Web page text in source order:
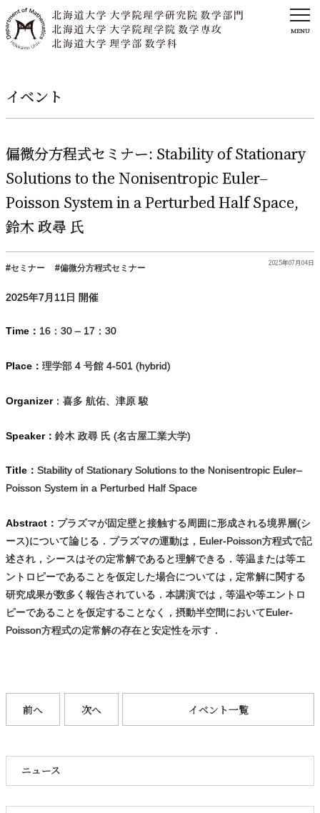
MENU
ニュース
イベント
偏微分方程式セミナー: Stability of Stationary
Solutions to the Nonisentropic Euler–
Poisson System in a Perturbed Half Space,
鈴木政尋 氏
セミナー 偏微分方程式セミナー
2025年07月04日
2025年7月 11日 開催
Time： 16：30 – 17：30
Place： 理学部 4 号館 4-501 (hybrid)
Organizer：喜多 航佑、津原 駿
Speaker： 鈴木 政尋 氏 (名古屋工業大学)
Title： Stability of Stationary Solutions to the Nonisentropic Euler–
Poisson System in a Perturbed Half Space
Abstract： プラズマが固定壁と接触する周囲に形成される境界層(シ
ース)について論じる．プラズマの運動は，Euler-Poisson方程式で記
述され，シースはその定常解であると理解できる．等温または等エ
ントロピーであることを仮定した場合については，定常解に関する
研究成果が数多く報告されている．本講演では，等温や等エントロ
ピーであることを仮定することなく，摂動半空間においてEuler-
Poisson方程式の定常解の存在と安定性を示す．
前へ 次へ イベント一覧